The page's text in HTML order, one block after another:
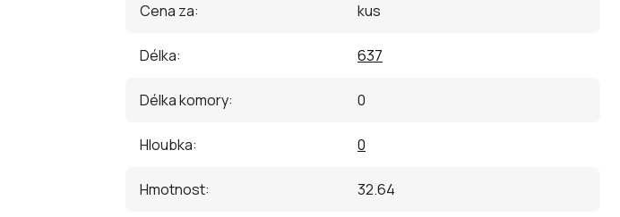
Cena za: kus
Délka: 637
Délka komory: 0
Hloubka: 0
Hmotnost: 32.64